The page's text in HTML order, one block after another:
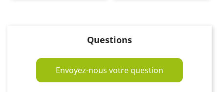
Questions
Envoyez-nous votre question